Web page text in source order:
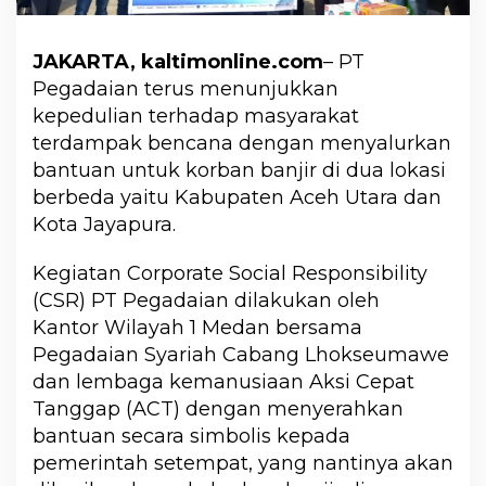
JAKARTA, kaltimonline.com– PT
Pegadaian terus menunjukkan
kepedulian terhadap masyarakat
terdampak bencana dengan menyalurkan
bantuan untuk korban banjir di dua lokasi
berbeda yaitu Kabupaten Aceh Utara dan
Kota Jayapura.
Kegiatan Corporate Social Responsibility
(CSR) PT Pegadaian dilakukan oleh
Kantor Wilayah 1 Medan bersama
Pegadaian Syariah Cabang Lhokseumawe
dan lembaga kemanusiaan Aksi Cepat
Tanggap (ACT) dengan menyerahkan
bantuan secara simbolis kepada
pemerintah setempat, yang nantinya akan